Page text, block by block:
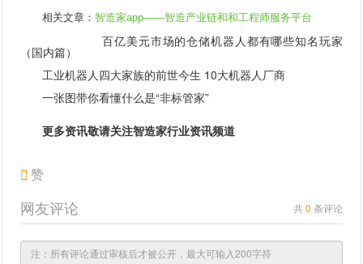
相关文章： 智造家app——智造产业链和和工程师服务平台
百亿美元市场的仓储机器人都有哪些知名玩家
（国内篇）
工业机器人四大家族的前世今生 10大机器人厂商
一张图带你看懂什么是“非标管家”
更多资讯敬请关注智造家行业资讯频道
赞
网友评论 共0 条评论